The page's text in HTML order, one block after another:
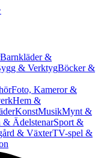
Barnkläder &
& VerktygBöcker &
Foto, Kameror &
Hem &
KonstMusikMynt &
& ÄdelstenarSport &
& VäxterTV-spel &